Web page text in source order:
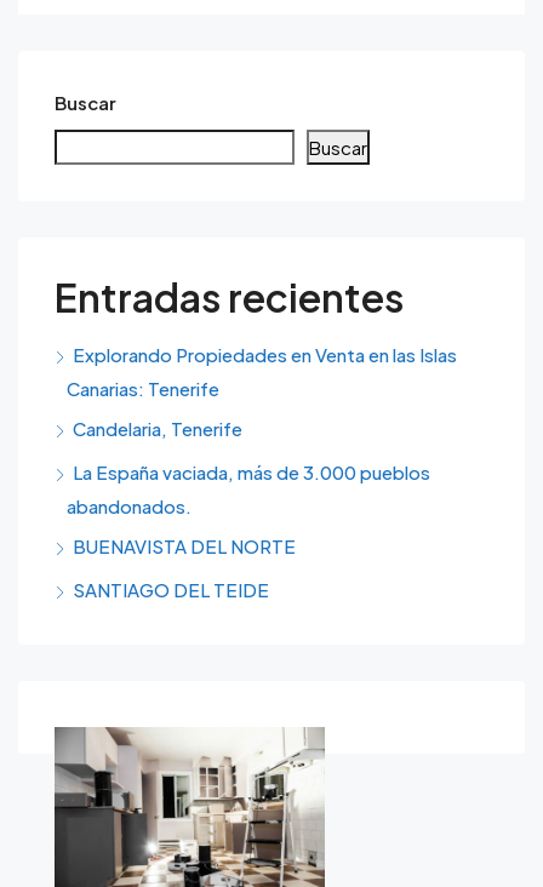
Buscar
Buscar
Entradas recientes
Explorando Propiedades en Venta en las Islas
Canarias: Tenerife
Candelaria, Tenerife
La España vaciada, más de 3.000 pueblos
abandonados.
BUENAVISTA DEL NORTE
SANTIAGO DEL TEIDE